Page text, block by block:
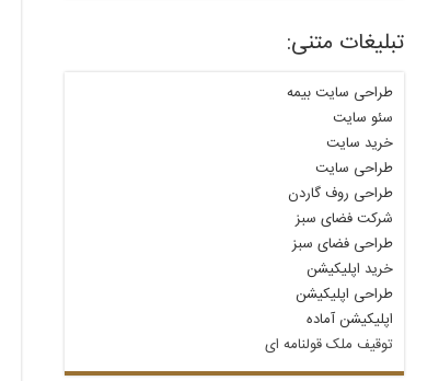
تبلیغات متنی:
طراحی سایت بیمه
سئو سایت
خرید سایت
طراحی سایت
طراحی روف گاردن
شرکت فضای سبز
طراحی فضای سبز
خرید اپلیکیشن
طراحی اپلیکیشن
اپلیکیشن آماده
توقیف ملک قولنامه‌ ای